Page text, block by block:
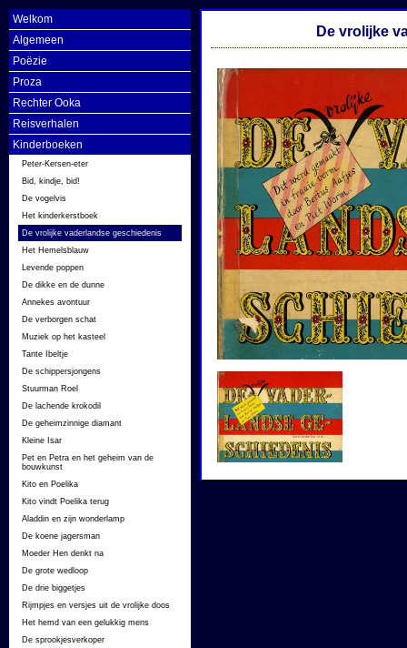
Welkom
Algemeen
Poëzie
Proza
Rechter Ooka
Reisverhalen
Kinderboeken
Peter-Kersen-eter
Bid, kindje, bid!
De vogelvis
Het kinderkerstboek
De vrolijke vaderlandse geschiedenis
Het Hemelsblauw
Levende poppen
De dikke en de dunne
Annekes avontuur
De verborgen schat
Muziek op het kasteel
Tante Ibeltje
De schippersjongens
Stuurman Roel
De lachende krokodil
De geheimzinnige diamant
Kleine Isar
Pet en Petra en het geheim van de
bouwkunst
Kito en Poelika
Kito vindt Poelika terug
Aladdin en zijn wonderlamp
De koene jagersman
Moeder Hen denkt na
De grote wedloop
De drie biggetjes
Rijmpjes en versjes uit de vrolijke doos
Het hemd van een gelukkig mens
De sprookjesverkoper
De vrolijke